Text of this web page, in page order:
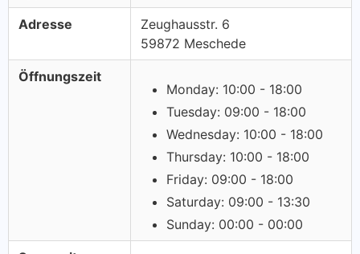
Adresse
Zeughausstr. 6
59872 Meschede
Öffnungszeit
Monday: 10:00 - 18:00
Tuesday: 09:00 - 18:00
Wednesday: 10:00 - 18:00
Thursday: 10:00 - 18:00
Friday: 09:00 - 18:00
Saturday: 09:00 - 13:30
Sunday: 00:00 - 00:00